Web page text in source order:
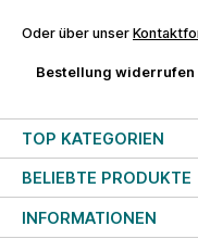
Oder über unser
Bestellung widerrufen
TOP KATEGORIEN
BELIEBTE PRODUKTE
INFORMATIONEN